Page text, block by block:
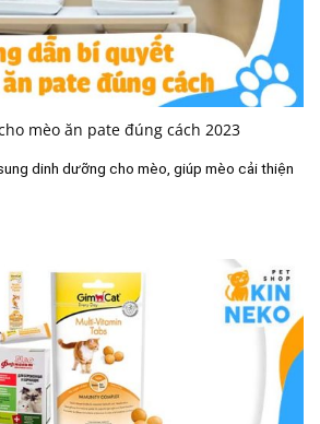
mèo ăn pate đúng cách 2023
dinh dưỡng cho mèo, giúp mèo cải thiện